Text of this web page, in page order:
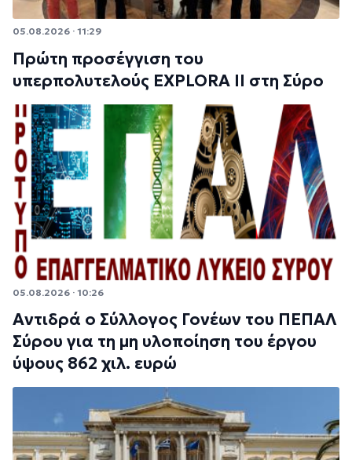
05.08.2026 · 11:29
Πρώτη προσέγγιση του
υπερπολυτελούς EXPLORA II στη Σύρο
05.08.2026 · 10:26
Αντιδρά ο Σύλλογος Γονέων του ΠΕΠΑΛ
Σύρου για τη μη υλοποίηση του έργου
ύψους 862 χιλ. ευρώ